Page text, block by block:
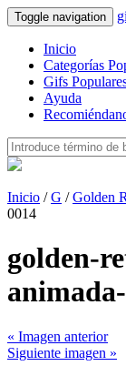
Toggle navigation
Inicio
Categorías
Gifs
Ayuda
Inicio /G /Golden
0014
golden-
« Imagen anterior
Siguiente imagen »